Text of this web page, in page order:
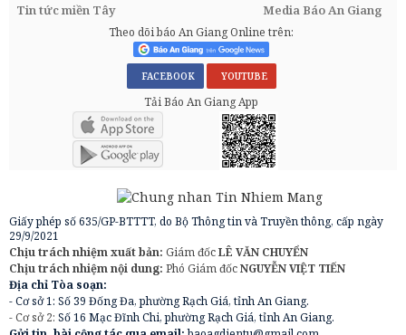
Tin tức miền Tây
Media Báo An Giang
Theo dõi báo An Giang Online trên:
FACEBOOK YOUTUBE
Tải Báo An Giang App
Giấy phép số 635/GP-BTTTT, do Bộ Thông tin và Truyền thông, cấp ngày
29/9/2021
Chịu trách nhiệm xuất bản: Giám đốcLÊ VĂN CHUYỂN
Chịu trách nhiệm nội dung: Phó Giám đốcNGUYỄN VIỆT TIẾN
Địa chỉ Tòa soạn:
- Cơ sở 1: Số 39 Đống Đa, phường Rạch Giá, tỉnh An Giang.
- Cơ sở 2: Số 16 Mạc Đĩnh Chi, phường Rạch Giá, tỉnh An Giang.